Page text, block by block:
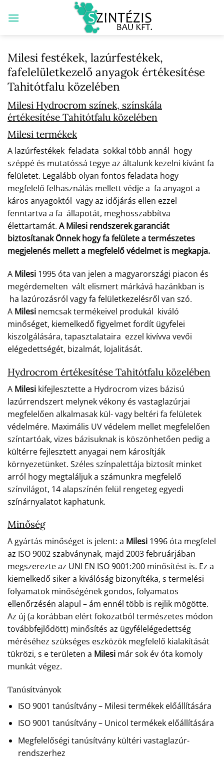
Milesi festékek, lazúrfestékek,
fafelelületkezelő anyagok értékesítése
Tahitótfalu közelében
Milesi Hydrocrom színek, színskála
értékesítése Tahitótfalu közelében
Milesi termékek
A lazúrfestékek feladata sokkal több annál hogy
széppé és mutatóssá tegye az általunk kezelni kívánt fa
felületet. Legalább olyan fontos feladata hogy
megfelelő felhasználás mellett védje a fa anyagot a
káros anyagoktól vagy az időjárás ellen ezzel
fenntartva a fa állapotát, meghosszabbítva
élettartamát. A Milesi rendszerek garanciát
biztosítanak Önnek hogy fa felülete a természetes
megjelenés mellett a megfelelő védelmet is megkapja.
A Milesi 1995 óta van jelen a magyarországi piacon és
megérdemelten vált elismert márkává hazánkban is
ha lazúrozásról vagy fa felületkezelésről van szó.
A Milesi nemcsak termékeivel produkál kiváló
minőséget, kiemelkedő figyelmet fordít ügyfelei
kiszolgálására, tapasztalataira ezzel kivívva vevői
elégedettségét, bizalmát, lojalitását.
Hydrocrom értékesítése Tahitótfalu közelében
A Milesi kifejlesztette a Hydrocrom vizes bázisú
lazúrrendszert melynek vékony és vastaglazúrjai
megfelelően alkalmasak kül- vagy beltéri fa felületek
védelmére. Maximális UV védelem mellet megfelelően
színtartóak, vizes bázisuknak is köszönhetően pedig a
kültérre fejlesztett anyagai nem károsítják
környezetünket. Széles színpalettája biztosít minket
arról hogy megtaláljuk a számunkra megfelelő
színvilágot, 14 alapszínén felül rengeteg egyedi
színárnyalatot kaphatunk.
Minőség
A gyártás minőséget is jelent: a Milesi 1996 óta megfelel
az ISO 9002 szabványnak, majd 2003 februárjában
megszerezte az UNI EN ISO 9001:200 minősítést is. Ez a
kiemelkedő siker a kiválóság bizonyítéka, s termelési
folyamatok minőségének gondos, folyamatos
ellenőrzésén alapul – ám ennél több is rejlik mögötte.
Az új (a korábban elért fokozatból természetes módon
továbbfejlődött) minősítés az ügyfélelégedettség
méréséhez szükséges eszközök megfelelő kialakítását
tükrözi, s e területen a Milesi már sok év óta komoly
munkát végez.
Tanúsítványok
ISO 9001 tanúsítvány – Milesi termékek előállítására
ISO 9001 tanúsítvány – Unicol termékek előállítására
Megfelelőségi tanúsítvány kültéri vastaglazúr-
rendszerhez